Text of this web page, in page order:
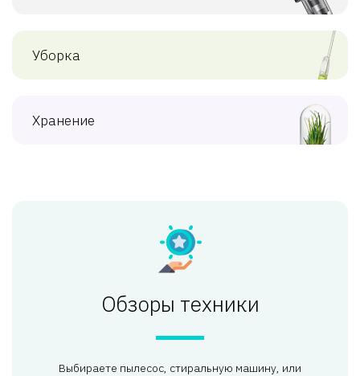
Уборка
Хранение
Обзоры техники
Выбираете пылесос, стиральную машину, или